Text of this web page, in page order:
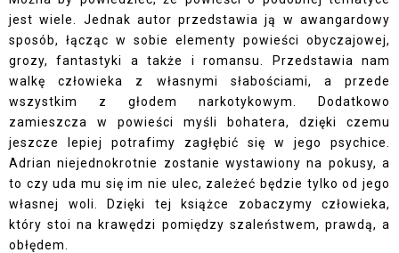
jest wiele. Jednak autor przedstawia ją w awangardowy
sposób, łącząc w sobie elementy powieści obyczajowej,
grozy, fantastyki a także i romansu. Przedstawia nam
walkę człowieka z własnymi słabościami, a przede
wszystkim z głodem narkotykowym. Dodatkowo
zamieszcza w powieści myśli bohatera, dzięki czemu
jeszcze lepiej potrafimy zagłębić się w jego psychice.
Adrian niejednokrotnie zostanie wystawiony na pokusy, a
to czy uda mu się im nie ulec, zależeć będzie tylko od jego
własnej woli. Dzięki tej książce zobaczymy człowieka,
który stoi na krawędzi pomiędzy szaleństwem, prawdą, a
obłędem.